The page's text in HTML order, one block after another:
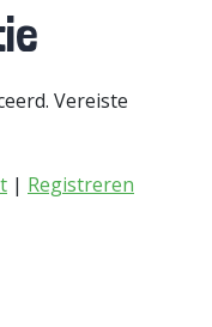
Vereiste
| Registreren